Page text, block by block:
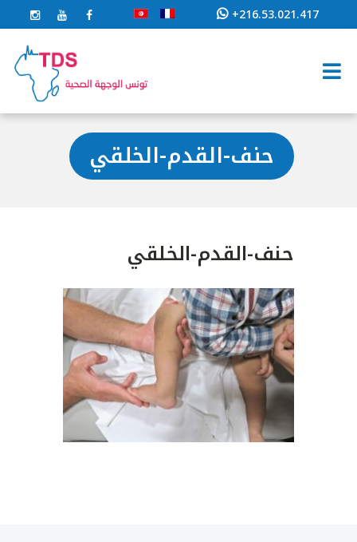
+216.53.021.417
حنف-القدم-الخلقي
حنف-القدم-الخلقي